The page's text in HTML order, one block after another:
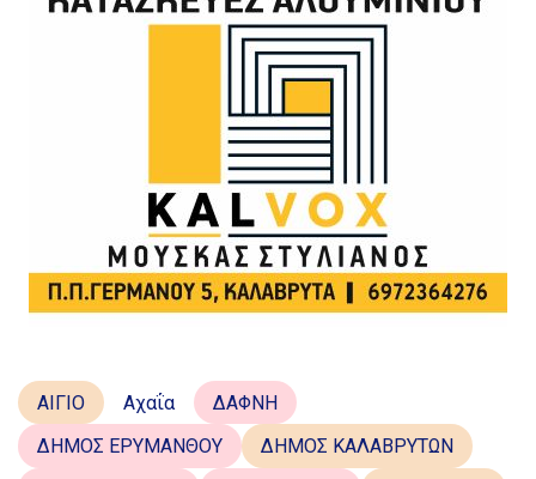
ΑΙΓΙΟ Αχαΐα
ΔΑΦΝΗ
ΔΗΜΟΣ ΕΡΥΜΑΝΘΟΥ
ΔΗΜΟΣ ΚΑΛΑΒΡΥΤΩΝ